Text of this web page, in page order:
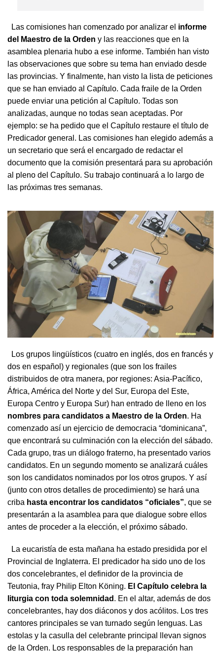
Las comisiones han comenzado por analizar el informe
del Maestro de la Orden y las reacciones que en la
asamblea plenaria hubo a ese informe. También han visto
las observaciones que sobre su tema han enviado desde
las provincias. Y finalmente, han visto la lista de peticiones
que se han enviado al Capítulo. Cada fraile de la Orden
puede enviar una petición al Capítulo. Todas son
analizadas, aunque no todas sean aceptadas. Por
ejemplo: se ha pedido que el Capítulo restaure el título de
Predicador general. Las comisiones han elegido además a
un secretario que será el encargado de redactar el
documento que la comisión presentará para su aprobación
al pleno del Capítulo. Su trabajo continuará a lo largo de
las próximas tres semanas.
Los grupos lingüísticos (cuatro en inglés, dos en francés y
dos en español) y regionales (que son los frailes
distribuidos de otra manera, por regiones: Asia-Pacífico,
África, América del Norte y del Sur, Europa del Este,
Europa Centro y Europa Sur) han entrado de lleno en los
nombres para candidatos a Maestro de la Orden. Ha
comenzado así un ejercicio de democracia “dominicana”,
que encontrará su culminación con la elección del sábado.
Cada grupo, tras un diálogo fraterno, ha presentado varios
candidatos. En un segundo momento se analizará cuáles
son los candidatos nominados por los otros grupos. Y así
(junto con otros detalles de procedimiento) se hará una
criba hasta encontrar los candidatos “oficiales”, que se
presentarán a la asamblea para que dialogue sobre ellos
antes de proceder a la elección, el próximo sábado.
La eucaristía de esta mañana ha estado presidida por el
Provincial de Inglaterra. El predicador ha sido uno de los
dos concelebrantes, el definidor de la provincia de
Teutonia, fray Philip Elton Köning. El Capítulo celebra la
liturgia con toda solemnidad . En el altar, además de dos
concelebrantes, hay dos diáconos y dos acólitos. Los tres
cantores principales se van turnado según lenguas. Las
estolas y la casulla del celebrante principal llevan signos
de la Orden. Los responsables de la preparación han